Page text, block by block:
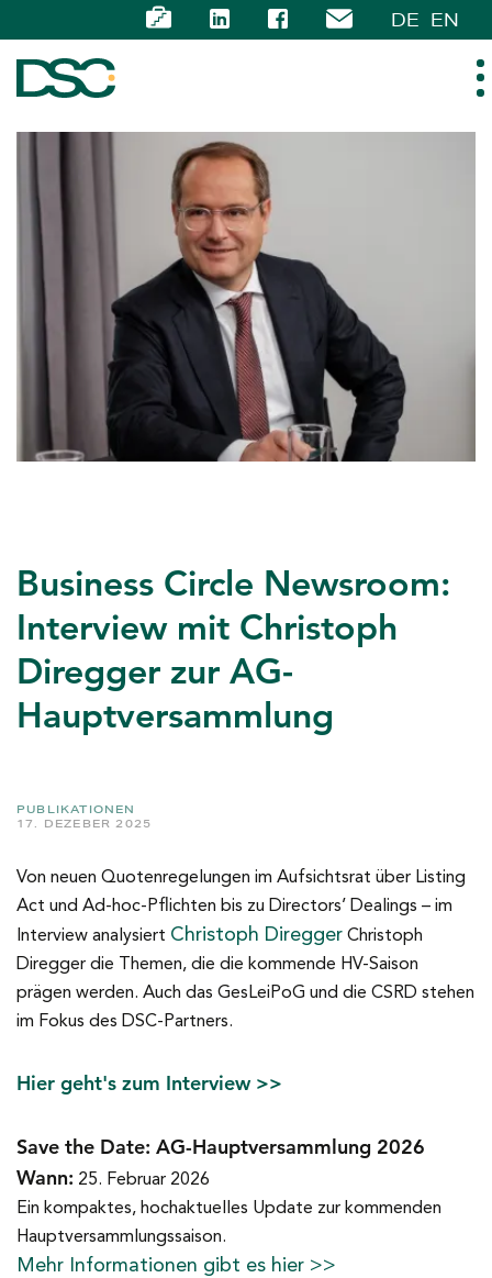
DE EN
ÜBER UNS
EXPERTISE
TEAM
NEWS
KARRIERE
Business Circle Newsroom:
Interview mit Christoph
Diregger zur AG-
Hauptversammlung
PUBLIKATIONEN
17. DEZEBER 2025
Von neuen Quotenregelungen im Aufsichtsrat über Listing
Act und Ad-hoc-Pflichten bis zu Directors’ Dealings – im
Interview analysiert Christoph Diregger Christoph
Diregger die Themen, die die kommende HV-Saison
prägen werden. Auch das GesLeiPoG und die CSRD stehen
im Fokus des DSC-Partners.
Hier geht's zum Interview >>
Save the Date: AG-Hauptversammlung 2026
Wann: 25. Februar 2026
Ein kompaktes, hochaktuelles Update zur kommenden
Hauptversammlungssaison.
Mehr Informationen gibt es hier >>